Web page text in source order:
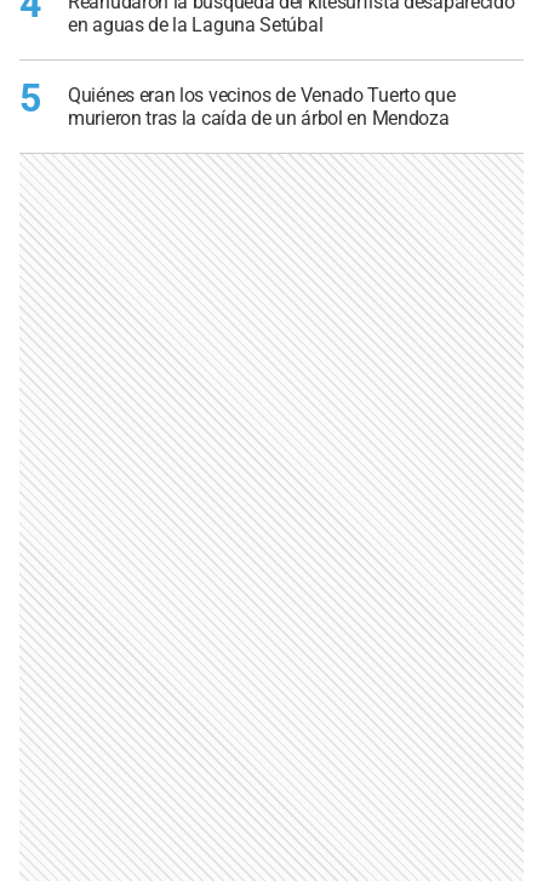
en aguas de la Laguna Setúbal
5
Quiénes eran los vecinos de Venado Tuerto que
murieron tras la caída de un árbol en Mendoza